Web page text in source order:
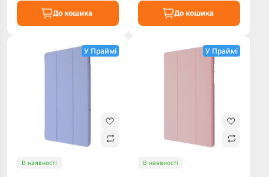
До кошика До кошика
У Праймі
В наявності
У Праймі
В наявності